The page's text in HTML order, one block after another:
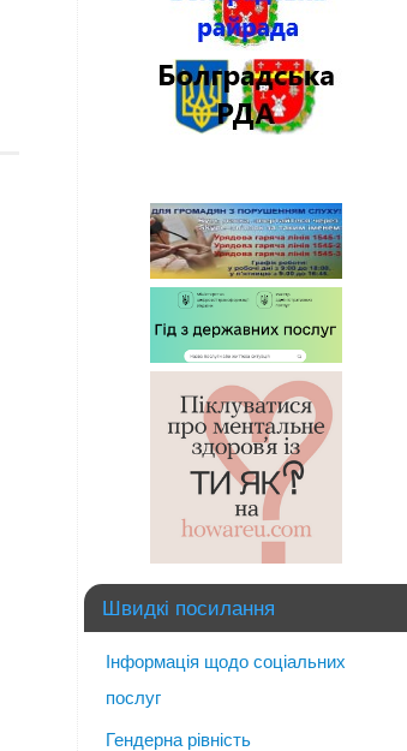
Швидкі посилання
Інформація щодо соціальних
послуг
Гендерна рівність